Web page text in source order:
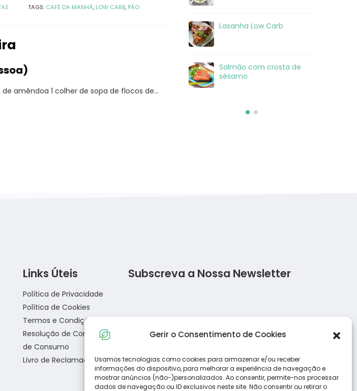
Gerir o Consentimento de Cookies
Usamos tecnologias como cookies para armazenar e/ou receber
informações do dispositivo, para melhorar a experiência de navegação e
mostrar anúncios (não-)personalizados. Ao consentir, permite-nos processar
dados de navegação ou ID exclusivos neste site. Não consentir ou retirar o
TAGS: CAFÉ DA MANHÃ, LOW CARB, PÃO
amêndoa 1 colher de sopa de flocos de...
Atum
Receita de pizza low carb
Salada de Atum
carb com massa de
Lasanha Low Carb Salada
Links Úteis
Política de Privacidade
Política de Cookies
Termos e Condições
Resolução de Conflitos
de Consumo
Livro de Reclamações
Subscreva a Nossa Newsletter